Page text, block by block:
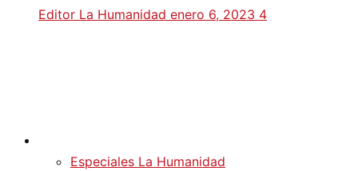
Editor La Humanidad enero 6, 2023 4
Especiales La Humanidad